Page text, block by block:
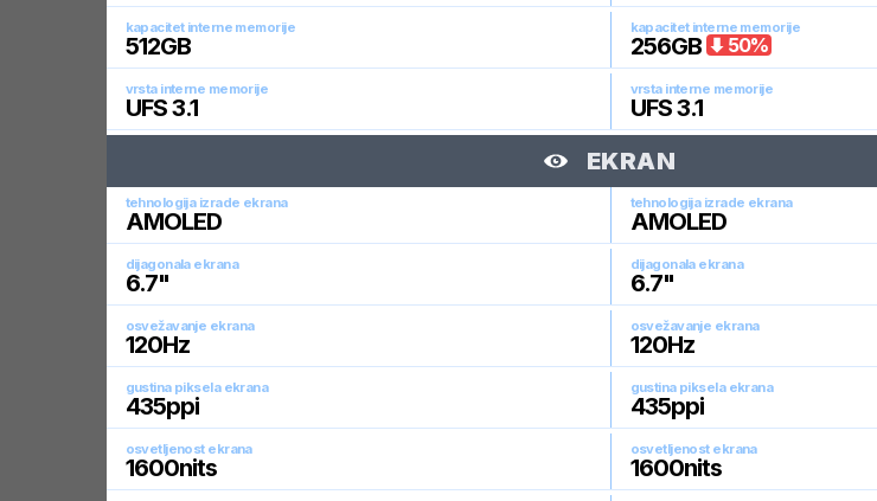
kapacitet interne memorije
512GB
kapacitet interne memorije
256GB 50%
vrsta interne memorije
UFS 3.1
vrsta interne memorije
UFS 3.1
EKRAN
tehnologija izrade ekrana
AMOLED
tehnologija izrade ekrana
AMOLED
dijagonala ekrana
6.7"
dijagonala ekrana
6.7"
osvežavanje ekrana
120Hz
osvežavanje ekrana
120Hz
gustina piksela ekrana
435ppi
gustina piksela ekrana
435ppi
osvetljenost ekrana
1600nits
osvetljenost ekrana
1600nits